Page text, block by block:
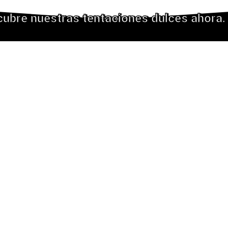
nuestras tentaciones dulces ahora.